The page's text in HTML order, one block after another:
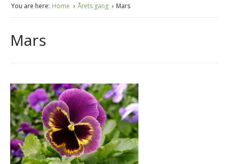
You are here: Home Årets gang Mars
Mars